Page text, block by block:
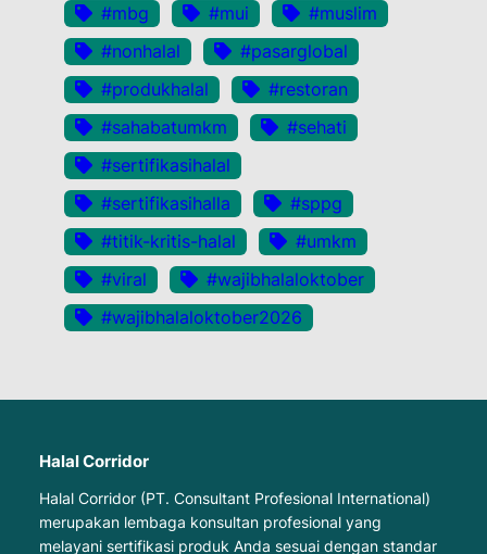
#mbg
#mui
#muslim
#nonhalal
#pasarglobal
#produkhalal
#restoran
#sahabatumkm
#sehati
#sertifikasihalal
#sertifikasihalla
#sppg
#titik-kritis-halal
#umkm
#viral
#wajibhalaloktober
#wajibhalaloktober2026
Halal Corridor
Halal Corridor (PT. Consultant Profesional International)
merupakan lembaga konsultan profesional yang
melayani sertifikasi produk Anda sesuai dengan standar